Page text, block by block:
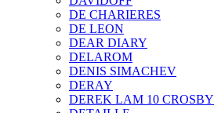
DE CHARIERES
DE LEON
DEAR DIARY
DELAROM
DENIS SIMACHEV
DERAY
DEREK LAM 10 CROSBY